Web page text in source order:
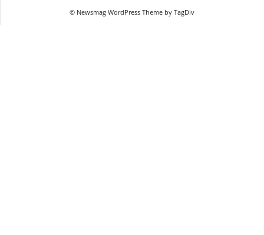
© Newsmag WordPress Theme by TagDiv